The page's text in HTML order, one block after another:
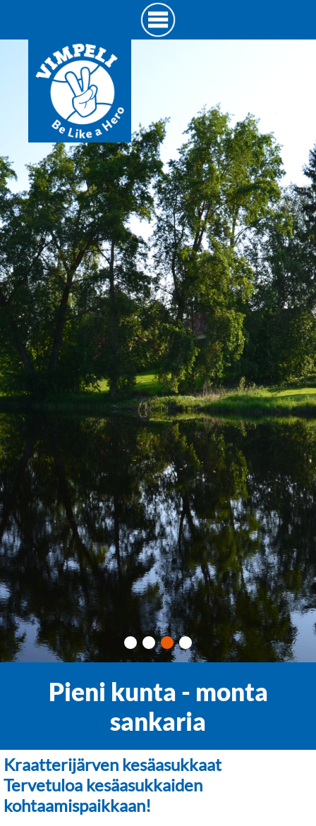
Pieni kunta - monta
sankaria
Kraatterijärven kesäasukkaat
Tervetuloa kesäasukkaiden
kohtaamispaikkaan!